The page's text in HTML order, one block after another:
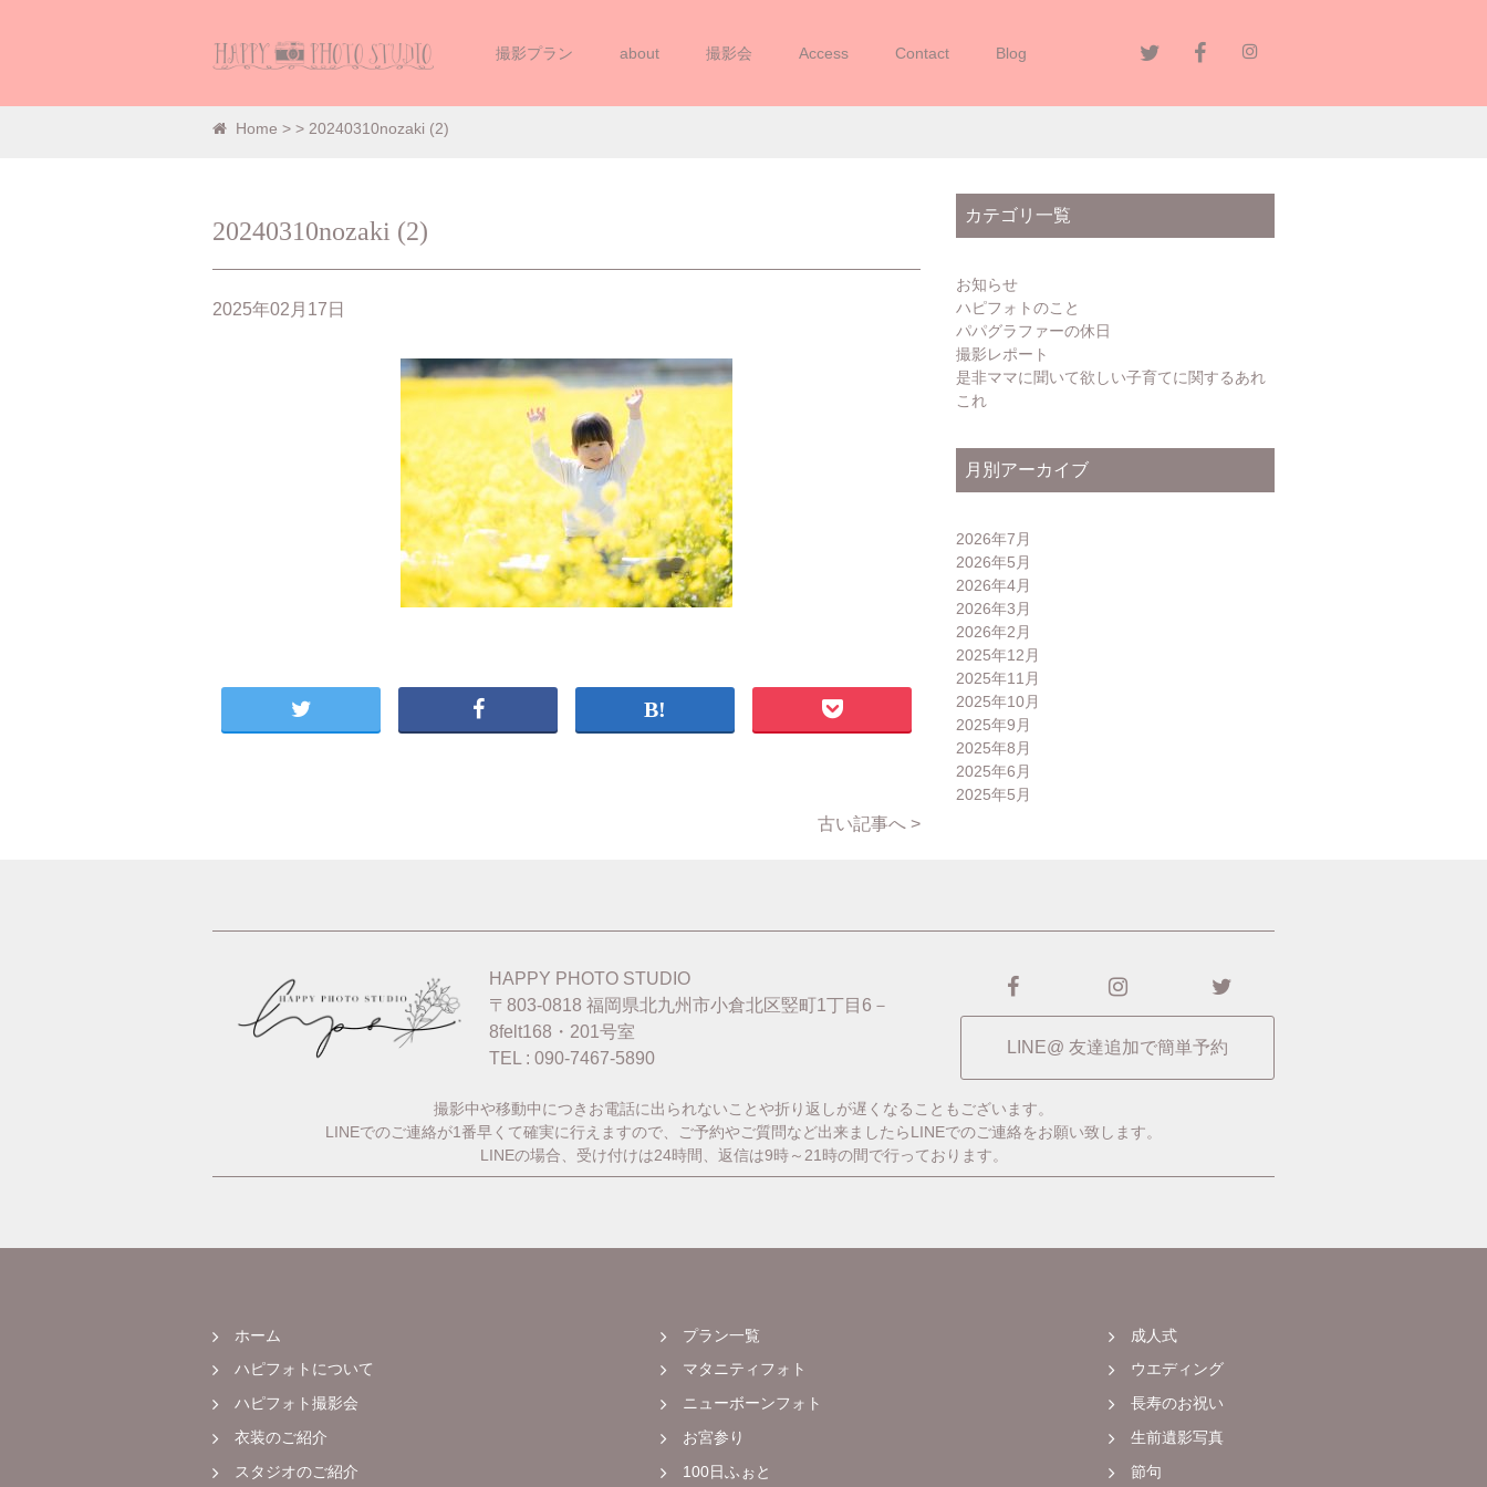
撮影プラン about 撮影会 Access Contact Blog
Home > > 20240310nozaki (2)
20240310nozaki (2)
2025年02月17日
古い記事へ >
カテゴリ一覧
お知らせ
ハピフォトのこと
パパグラファーの休日
撮影レポート
是非ママに聞いて欲しい子育てに関するあれ
これ
月別アーカイブ
2026年7月
2026年5月
2026年4月
2026年3月
2026年2月
2025年12月
2025年11月
2025年10月
2025年9月
2025年8月
2025年6月
2025年5月
HAPPY PHOTO STUDIO
〒803-0818 福岡県北九州市小倉北区竪町1丁目6－
8felt168・201号室
TEL : 090-7467-5890
LINE@ 友達追加で簡単予約
撮影中や移動中につきお電話に出られないことや折り返しが遅くなることもございます。
LINEでのご連絡が1番早くて確実に行えますので、ご予約やご質問など出来ましたらLINEでのご連絡をお願い致します。
LINEの場合、受け付けは24時間、返信は9時～21時の間で行っております。
ホーム
ハピフォトについて
ハピフォト撮影会
衣装のご紹介
スタジオのご紹介
プラン一覧
マタニティフォト
ニューボーンフォト
お宮参り
100日ふぉと
成人式
ウエディング
長寿のお祝い
生前遺影写真
節句